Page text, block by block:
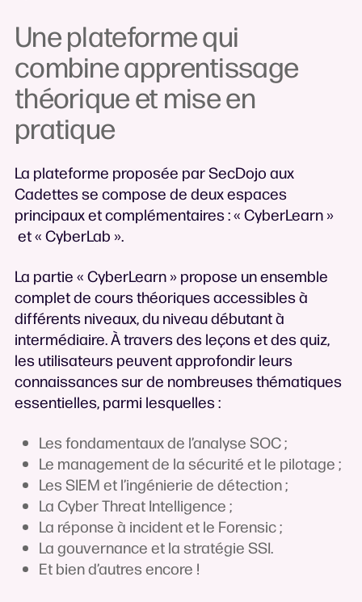
Une plateforme qui
combine apprentissage
théorique et mise en
pratique
La plateforme proposée par SecDojo aux
Cadettes se compose de deux espaces
principaux et complémentaires : « CyberLearn »
et « CyberLab ».
La partie « CyberLearn » propose un ensemble
complet de cours théoriques accessibles à
différents niveaux, du niveau débutant à
intermédiaire. À travers des leçons et des quiz,
les utilisateurs peuvent approfondir leurs
connaissances sur de nombreuses thématiques
essentielles, parmi lesquelles :
Les fondamentaux de l’analyse SOC ;
Le management de la sécurité et le pilotage ;
Les SIEM et l’ingénierie de détection ;
La Cyber Threat Intelligence ;
La réponse à incident et le Forensic ;
La gouvernance et la stratégie SSI.
Et bien d’autres encore !